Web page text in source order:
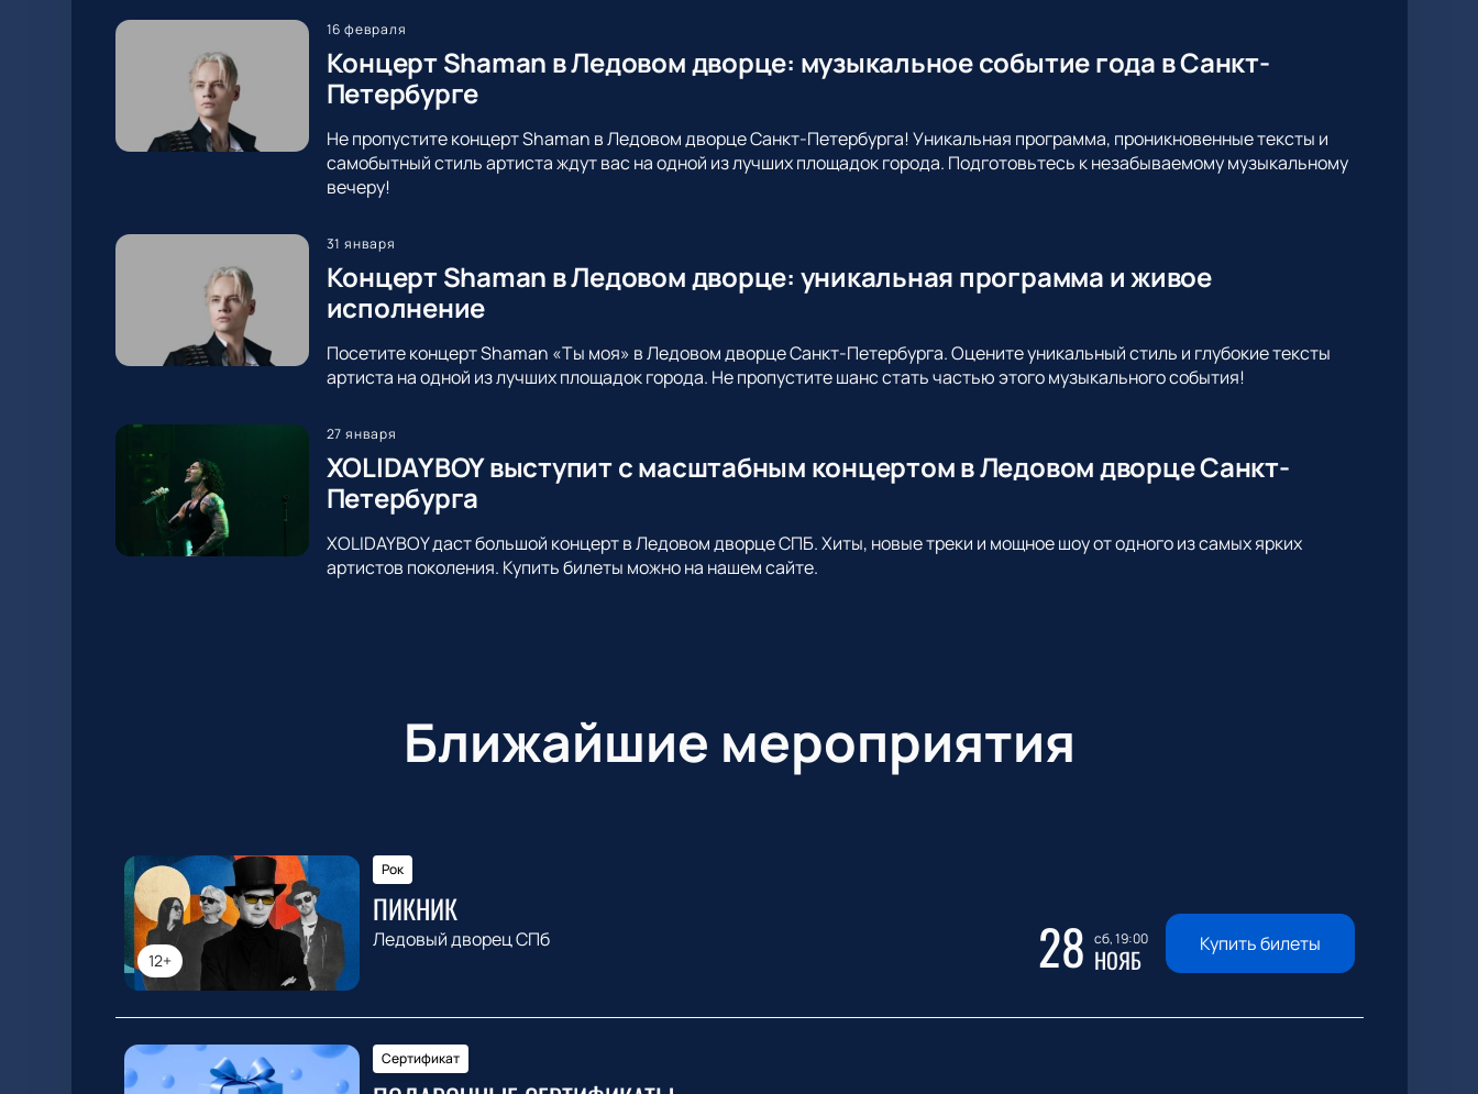
16 февраля
Концерт Shaman в Ледовом дворце: музыкальное событие года в Санкт-
Петербурге
Не пропустите концерт Shaman в Ледовом дворце Санкт-Петербурга! Уникальная программа, проникновенные тексты и
самобытный стиль артиста ждут вас на одной из лучших площадок города. Подготовьтесь к незабываемому музыкальному
вечеру!
31 января
Концерт Shaman в Ледовом дворце: уникальная программа и живое
исполнение
Посетите концерт Shaman «Ты моя» в Ледовом дворце Санкт-Петербурга. Оцените уникальный стиль и глубокие тексты
артиста на одной из лучших площадок города. Не пропустите шанс стать частью этого музыкального события!
27 января
XOLIDAYBOY выступит с масштабным концертом в Ледовом дворце Санкт-
Петербурга
XOLIDAYBOY даст большой концерт в Ледовом дворце СПБ. Хиты, новые треки и мощное шоу от одного из самых ярких
артистов поколения. Купить билеты можно на нашем сайте.
Ближайшие мероприятия
12+
Рок
ПИКНИК
Ледовый дворец СПб 28 сб, 19:00
НОЯБ Купить билеты
Сертификат